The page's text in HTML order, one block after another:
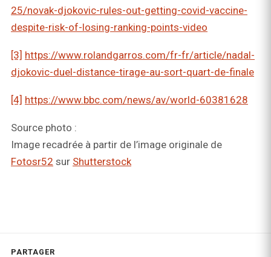
25/novak-djokovic-rules-out-getting-covid-vaccine-
despite-risk-of-losing-ranking-points-video
[3] https://www.rolandgarros.com/fr-fr/article/nadal-
djokovic-duel-distance-tirage-au-sort-quart-de-finale
[4] https://www.bbc.com/news/av/world-60381628
Source photo :
Image recadrée à partir de l’image originale de
Fotosr52 sur Shutterstock
PARTAGER